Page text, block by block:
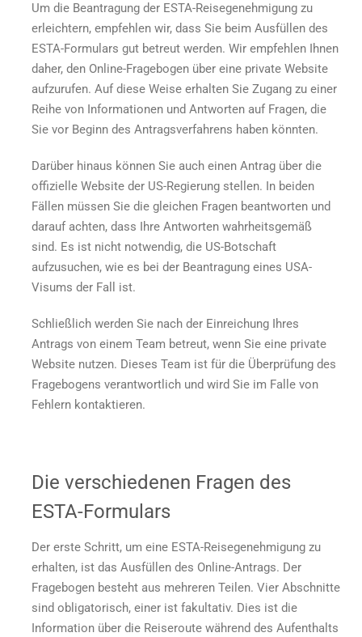
Um die Beantragung der ESTA-Reisegenehmigung zu
erleichtern, empfehlen wir, dass Sie beim Ausfüllen des
ESTA-Formulars gut betreut werden. Wir empfehlen Ihnen
daher, den Online-Fragebogen über eine private Website
aufzurufen. Auf diese Weise erhalten Sie Zugang zu einer
Reihe von Informationen und Antworten auf Fragen, die
Sie vor Beginn des Antragsverfahrens haben könnten.
Darüber hinaus können Sie auch einen Antrag über die
offizielle Website der US-Regierung stellen. In beiden
Fällen müssen Sie die gleichen Fragen beantworten und
darauf achten, dass Ihre Antworten wahrheitsgemäß
sind. Es ist nicht notwendig, die US-Botschaft
aufzusuchen, wie es bei der Beantragung eines USA-
Visums der Fall ist.
Schließlich werden Sie nach der Einreichung Ihres
Antrags von einem Team betreut, wenn Sie eine private
Website nutzen. Dieses Team ist für die Überprüfung des
Fragebogens verantwortlich und wird Sie im Falle von
Fehlern kontaktieren.
Die verschiedenen Fragen des
ESTA-Formulars
Der erste Schritt, um eine ESTA-Reisegenehmigung zu
erhalten, ist das Ausfüllen des Online-Antrags. Der
Fragebogen besteht aus mehreren Teilen. Vier Abschnitte
sind obligatorisch, einer ist fakultativ. Dies ist die
Information über die Reiseroute während des Aufenthalts